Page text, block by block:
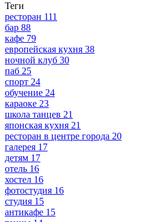
Теги
ресторан 111
бар 88
кафе 79
европейская кухня 38
ночной клуб 30
паб 25
спорт 24
обучение 24
караоке 23
школа танцев 21
японская кухня 21
ресторан в центре города 20
галерея 17
детям 17
отель 16
хостел 16
фотостудия 16
студия 15
антикафе 15